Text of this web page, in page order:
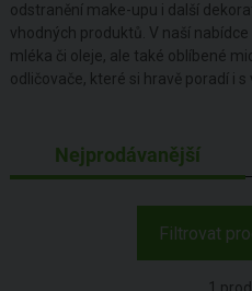
odstranění make-upu i další
vhodných produktů. V naší
mléka či oleje, ale také oblíbené
odličovače, které si hravě poradí i
Nejprodávanější
Filtrovat
1